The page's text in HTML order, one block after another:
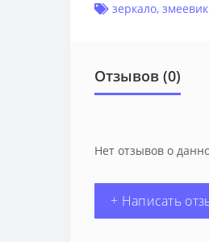
зеркало, змеевик
Отзывов (0)
Нет отзывов о
+ Написать